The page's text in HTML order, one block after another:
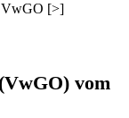
VwGO [>]
vom